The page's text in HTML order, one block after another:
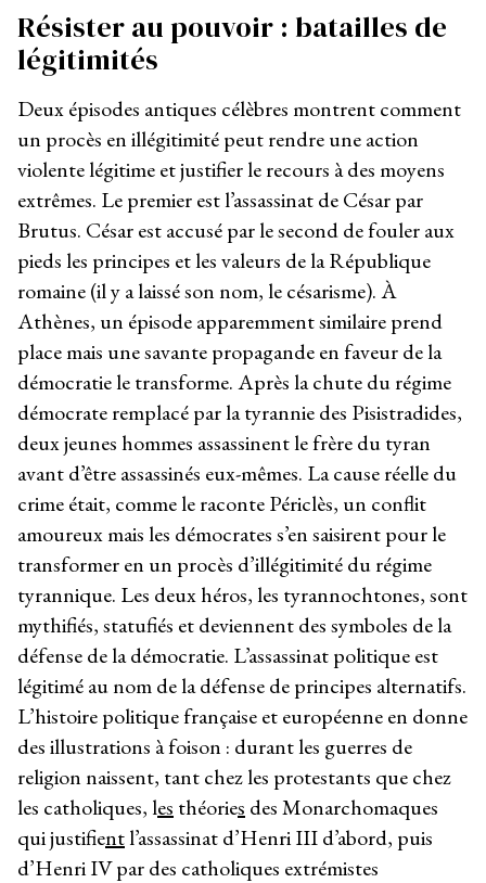
Résister au pouvoir : batailles de
légitimités
Deux épisodes antiques célèbres montrent comment
un procès en illégitimité peut rendre une action
violente légitime et justifier le recours à des moyens
extrêmes. Le premier est l’assassinat de César par
Brutus. César est accusé par le second de fouler aux
pieds les principes et les valeurs de la République
romaine (il y a laissé son nom, le césarisme). À
Athènes, un épisode apparemment similaire prend
place mais une savante propagande en faveur de la
démocratie le transforme. Après la chute du régime
démocrate remplacé par la tyrannie des Pisistradides,
deux jeunes hommes assassinent le frère du tyran
avant d’être assassinés eux-mêmes. La cause réelle du
crime était, comme le raconte Périclès, un conflit
amoureux mais les démocrates s’en saisirent pour le
transformer en un procès d’illégitimité du régime
tyrannique. Les deux héros, les tyrannochtones, sont
mythifiés, statufiés et deviennent des symboles de la
défense de la démocratie. L’assassinat politique est
légitimé au nom de la défense de principes alternatifs.
L’histoire politique française et européenne en donne
des illustrations à foison : durant les guerres de
religion naissent, tant chez les protestants que chez
les catholiques, les théories des Monarchomaques
qui justifientl’assassinat d’Henri III d’abord, puis
d’Henri IV par des catholiques extrémistes